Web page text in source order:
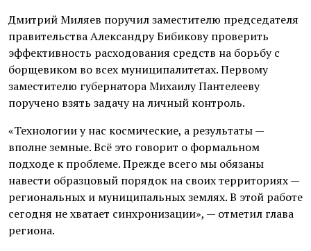
Дмитрий Миляев поручил заместителю председателя
правительства Александру Бибикову проверить
эффективность расходования средств на борьбу с
борщевиком во всех муниципалитетах. Первому
заместителю губернатора Михаилу Пантелееву
поручено взять задачу на личный контроль.
«Технологии у нас космические, а результаты —
вполне земные. Всё это говорит о формальном
подходе к проблеме. Прежде всего мы обязаны
навести образцовый порядок на своих территориях —
региональных и муниципальных землях. В этой работе
сегодня не хватает синхронизации», — отметил глава
региона.